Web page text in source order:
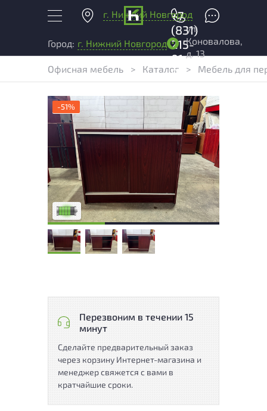
г. Нижний Новгород
+7
(831)
215-
01-
04
Город: г. Нижний Новгород
ул.
Коновалова,
д. 13
Офисная мебель
> Каталог > Мебель для
-51%
У товара присутствуют незначительные
следы эксплуатации, не влияющие на
удобство его использования
Низкая степень износа
Перезвоним в течении 15
минут
Сделайте предварительный заказ
через корзину Интернет-магазина и
менеджер свяжется с вами в
кратчайшие сроки.